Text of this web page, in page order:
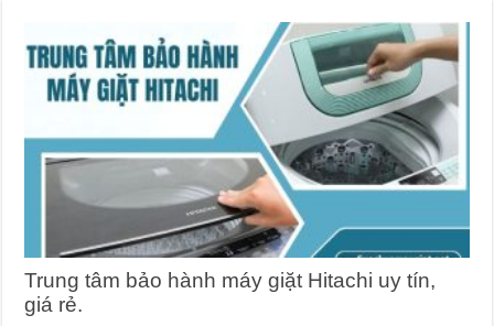
Trung tâm bảo hành máy giặt Hitachi uy tín,
giá rẻ.